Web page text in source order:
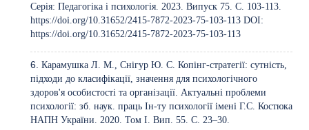
Серія: Педагогіка і психологія. 2023. Випуск 75. С. 103-113.
https://doi.org/10.31652/2415-7872-2023-75-103-113 DOI:
https://doi.org/10.31652/2415-7872-2023-75-103-113
Карамушка Л. М., Снігур Ю. С. Копінг-стратегії: сутність,
підходи до класифікації, значення для психологічного
здоров'я особистості та організації. Актуальні проблеми
психології: зб. наук. праць Ін-ту психології імені Г.С. Костюка
НАПН України. 2020. Том І. Вип. 55. C. 23–30.